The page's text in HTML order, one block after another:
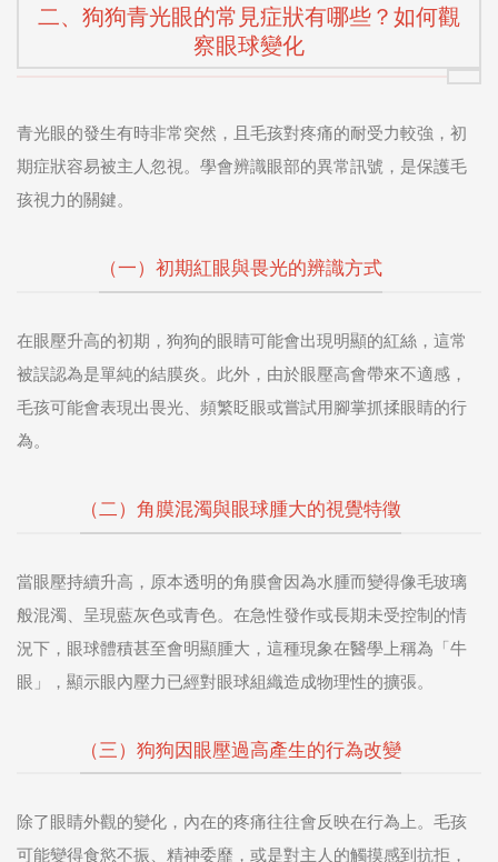
二、狗狗青光眼的常見症狀有哪些？如何觀
察眼球變化
青光眼的發生有時非常突然，且毛孩對疼痛的耐受力較強，初
期症狀容易被主人忽視。學會辨識眼部的異常訊號，是保護毛
孩視力的關鍵。
（一）初期紅眼與畏光的辨識方式
在眼壓升高的初期，狗狗的眼睛可能會出現明顯的紅絲，這常
被誤認為是單純的結膜炎。此外，由於眼壓高會帶來不適感，
毛孩可能會表現出畏光、頻繁眨眼或嘗試用腳掌抓揉眼睛的行
為。
（二）角膜混濁與眼球腫大的視覺特徵
當眼壓持續升高，原本透明的角膜會因為水腫而變得像毛玻璃
般混濁、呈現藍灰色或青色。在急性發作或長期未受控制的情
況下，眼球體積甚至會明顯腫大，這種現象在醫學上稱為「牛
眼」，顯示眼內壓力已經對眼球組織造成物理性的擴張。
（三）狗狗因眼壓過高產生的行為改變
除了眼睛外觀的變化，內在的疼痛往往會反映在行為上。毛孩
可能變得食慾不振、精神委靡，或是對主人的觸摸感到抗拒，